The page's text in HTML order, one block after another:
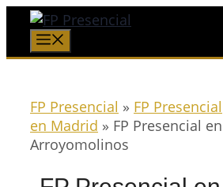
Saltar
contenido
FP Presencial » FP Presencial
en Madrid » FP Presencial en
Arroyomolinos